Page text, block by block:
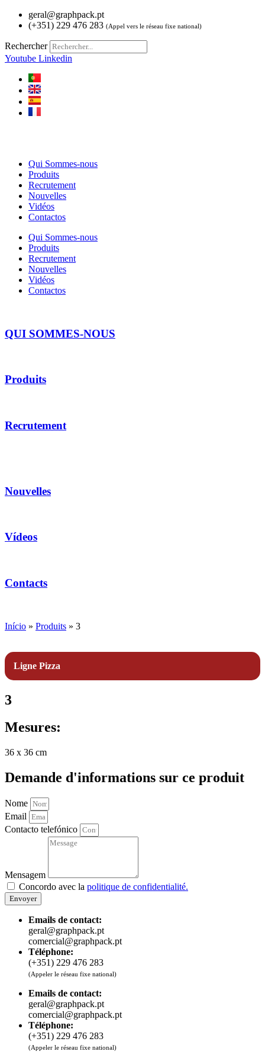
Aller
geral@graphpack.pt
(+351) 229 476 283 (Appel vers le réseau fixe national)
Rechercher
Youtube Linkedin
Qui Sommes-nous
Produits
Recrutement
Nouvelles
Vidéos
Contactos
Qui Sommes-nous
Produits
Recrutement
Nouvelles
Vidéos
Contactos
QUI SOMMES-NOUS
Produits
Recrutement
Nouvelles
Vídeos
Contacts
Início » Produits » 3
Ligne Pizza
3
Mesures:
36 x 36 cm
Demande d'informations sur ce produit
Nome
Email
Contacto telefónico
Mensagem
Concordo avec la politique de confidentialité.
Envoyer
Emails de contact:
geral@graphpack.pt
comercial@graphpack.pt
Téléphone:
(+351) 229 476 283
(Appeler le réseau fixe national)
Emails de contact:
geral@graphpack.pt
comercial@graphpack.pt
Téléphone:
(+351) 229 476 283
(Appeler le réseau fixe national)